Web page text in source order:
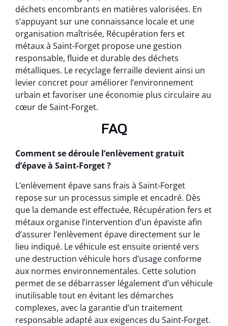
déchets encombrants en matières valorisées. En
s’appuyant sur une connaissance locale et une
organisation maîtrisée, Récupération fers et
métaux à Saint-Forget propose une gestion
responsable, fluide et durable des déchets
métalliques. Le recyclage ferraille devient ainsi un
levier concret pour améliorer l’environnement
urbain et favoriser une économie plus circulaire au
cœur de Saint-Forget.
FAQ
Comment se déroule l’enlèvement gratuit
d’épave à Saint-Forget ?
L’enlèvement épave sans frais à Saint-Forget
repose sur un processus simple et encadré. Dès
que la demande est effectuée, Récupération fers et
métaux organise l’intervention d’un épaviste afin
d’assurer l’enlèvement épave directement sur le
lieu indiqué. Le véhicule est ensuite orienté vers
une destruction véhicule hors d’usage conforme
aux normes environnementales. Cette solution
permet de se débarrasser légalement d’un véhicule
inutilisable tout en évitant les démarches
complexes, avec la garantie d’un traitement
responsable adapté aux exigences du Saint-Forget.